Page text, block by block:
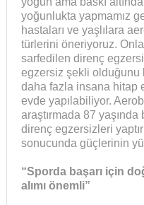
yoğunlukta yapmamız
hastaları ve yaşlılara
türlerini öneriyoruz.
sarfedilen direnç
egzersiz şekli
daha fazla insana hitap
evde yapılabiliyor.
araştırmada 87
direnç egzersizleri
sonucunda güçlerinin
“Sporda başarı için
alımı önemli”